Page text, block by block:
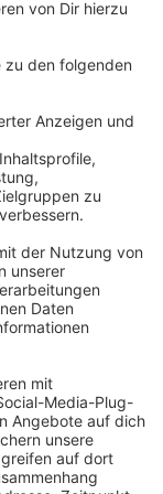
kaufen.
in
Bier
Ukraine